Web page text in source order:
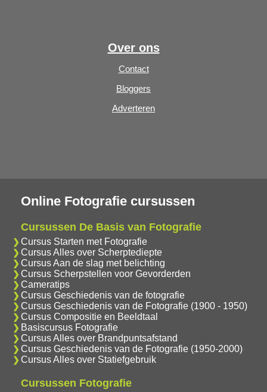
Over ons
Contact
Bloggers
Adverteren
Online Fotografie cursussen
Cursussen De Basis van Fotografie
Cursus Starten met Fotografie
Cursus Alles over Scherptediepte
Cursus Aan de slag met belichting
Cursus Scherpstellen voor Gevorderden
Cameratips
Cursus Geschiedenis van de fotografie
Cursus Geschiedenis van de Fotografie (1900 - 1950)
Cursus Compositie en Beeldtaal
Basiscursus Fotografie
Cursus Alles over Brandpuntsafstand
Cursus Geschiedenis van de Fotografie (1950-2000)
Cursus Alles over Statiefgebruik
Cursussen Fotografie